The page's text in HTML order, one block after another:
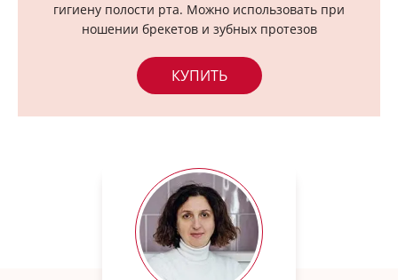
гигиену полости рта. Можно использовать при
ношении брекетов и зубных протезов
КУПИТЬ